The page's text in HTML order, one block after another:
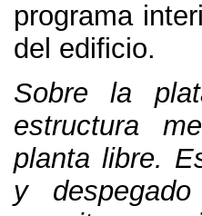
programa
del edificio.
Sobre la
estructura
planta libre.
y